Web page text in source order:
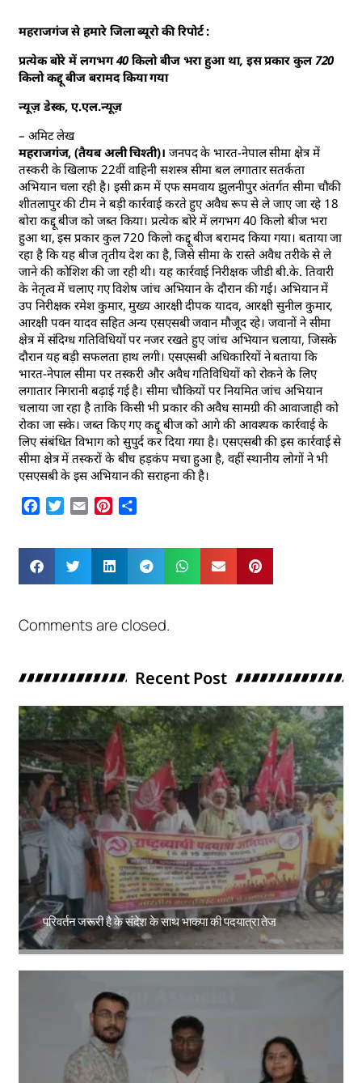
महराजगंज से हमारे जिला ब्यूरो की रिपोर्ट :
प्रत्येक बोरे में लगभग 40 किलो बीज भरा हुआ था, इस प्रकार कुल 720
किलो कद्दू बीज बरामद किया गया
न्यूज़ डेस्क, ए.एल.न्यूज़
– अमिट लेख
महराजगंज, (तैयब अली चिश्ती)। जनपद के भारत-नेपाल सीमा क्षेत्र में
तस्करी के खिलाफ 22वीं वाहिनी सशस्त्र सीमा बल लगातार सतर्कता
अभियान चला रही है। इसी क्रम में एफ समवाय झुलनीपुर अंतर्गत सीमा चौकी
शीतलापुर की टीम ने बड़ी कार्रवाई करते हुए अवैध रूप से ले जाए जा रहे 18
बोरा कद्दू बीज को जब्त किया। प्रत्येक बोरे में लगभग 40 किलो बीज भरा
हुआ था, इस प्रकार कुल 720 किलो कद्दू बीज बरामद किया गया। बताया जा
रहा है कि यह बीज तृतीय देश का है, जिसे सीमा के रास्ते अवैध तरीके से ले
जाने की कोशिश की जा रही थी। यह कार्रवाई निरीक्षक जीडी बी.के. तिवारी
के नेतृत्व में चलाए गए विशेष जांच अभियान के दौरान की गई। अभियान में
उप निरीक्षक रमेश कुमार, मुख्य आरक्षी दीपक यादव, आरक्षी सुनील कुमार,
आरक्षी पवन यादव सहित अन्य एसएसबी जवान मौजूद रहे। जवानों ने सीमा
क्षेत्र में संदिग्ध गतिविधियों पर नजर रखते हुए जांच अभियान चलाया, जिसके
दौरान यह बड़ी सफलता हाथ लगी। एसएसबी अधिकारियों ने बताया कि
भारत-नेपाल सीमा पर तस्करी और अवैध गतिविधियों को रोकने के लिए
लगातार निगरानी बढ़ाई गई है। सीमा चौकियों पर नियमित जांच अभियान
चलाया जा रहा है ताकि किसी भी प्रकार की अवैध सामग्री की आवाजाही को
रोका जा सके। जब्त किए गए कद्दू बीज को आगे की आवश्यक कार्रवाई के
लिए संबंधित विभाग को सुपुर्द कर दिया गया है। एसएसबी की इस कार्रवाई से
सीमा क्षेत्र में तस्करों के बीच हड़कंप मचा हुआ है, वहीं स्थानीय लोगों ने भी
एसएसबी के इस अभियान की सराहना की है।
Facebook
Twitter
Email Pinterest
Comments are closed.
Recent Post
परिवर्तन जरूरी है के संदेश के साथ भाकपा की पदयात्रा तेज
Amit Lekh